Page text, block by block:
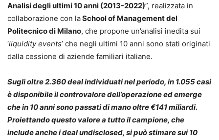
Analisi degli ultimi 10 anni (2013-2022)”, realizzata in
collaborazione con laSchool of Management del
Politecnico di Milano, che propone un’analisi inedita sui
‘liquidity events’ che negli ultimi 10 anni sono stati originati
dalla cessione di aziende familiari italiane.
Sugli oltre 2.360 deal individuati nel periodo, in 1.055 casi
è disponibile il controvalore dell’operazione ed emerge
che in 10 anni sono passati di mano oltre €141 miliardi.
Proiettando questo valore a tutto il campione, che
include anche i deal undisclosed, si può stimare sui 10